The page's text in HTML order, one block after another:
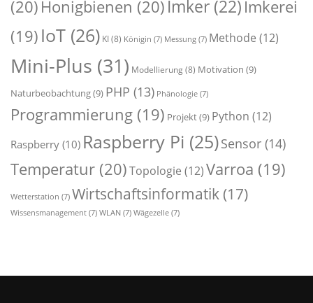
(20)Honigbienen (20)Imker (22) Imkerei
(19) IoT (26) KI(8) Königin (7) Messung (7) Methode (12)
Mini-Plus (31) Modellierung(8) Motivation (9)
Naturbeobachtung(9) PHP (13) Phänologie (7)
Programmierung (19) Projekt(9) Python (12)
Raspberry (10) Raspberry Pi (25)Sensor (14)
Temperatur (20)Topologie (12)Varroa (19)
Wetterstation (7) Wirtschaftsinformatik (17)
Wissensmanagement (7) WLAN (7) Wägezelle (7)